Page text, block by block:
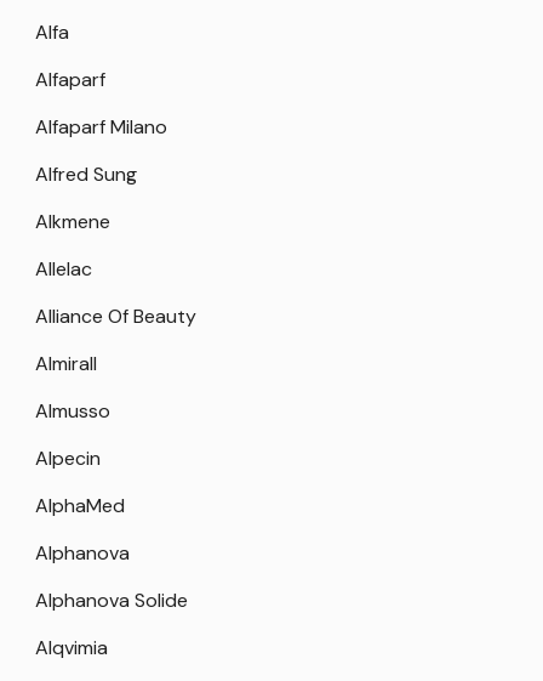
Alfa
Alfaparf
Alfaparf Milano
Alfred Sung
Alkmene
Allelac
Alliance Of Beauty
Almirall
Almusso
Alpecin
AlphaMed
Alphanova
Alphanova Solide
Alqvimia